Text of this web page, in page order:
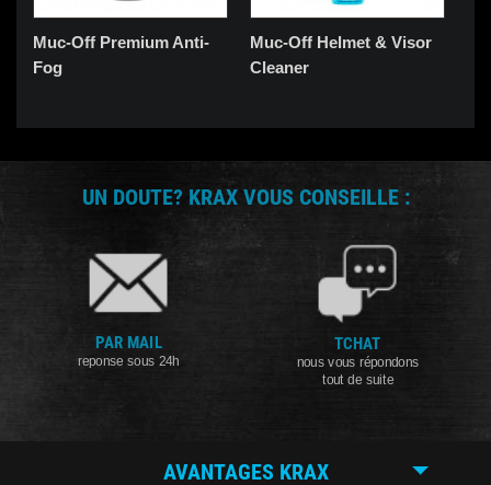
Muc-Off Premium Anti-
Fog
Muc-Off Helmet & Visor
Cleaner
UN DOUTE? KRAX VOUS CONSEILLE :
PAR MAIL
reponse sous 24h
TCHAT
nous vous répondons
tout de suite
AVANTAGES KRAX